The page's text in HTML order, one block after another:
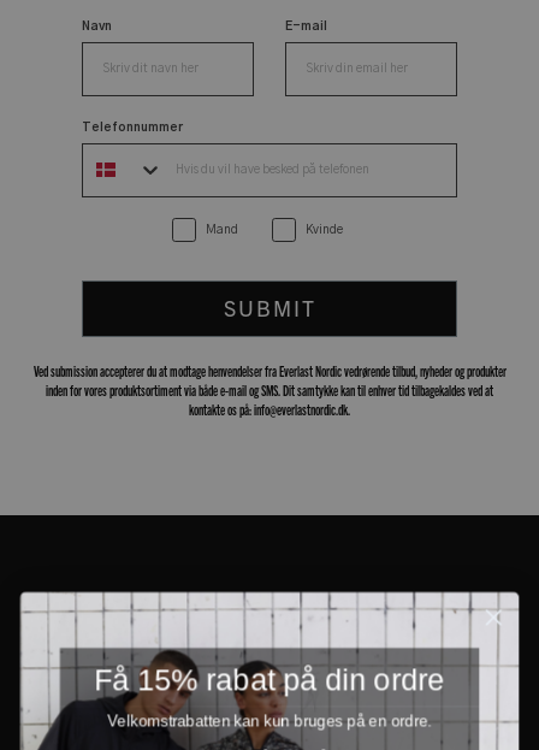
Navn E-mail
Telefonnummer
Mand Kvinde
SUBMIT
Ved submission accepterer du at modtage henvendelser fra Everlast Nordic vedrørende tilbud, nyheder og produkter
inden for vores produktsortiment via både e-mail og SMS. Dit samtykke kan til enhver tid tilbagekaldes ved at
kontakte os på: info@everlastnordic.dk.
Få 15% rabat på din ordre
Velkomstrabatten kan kun bruges på en ordre.